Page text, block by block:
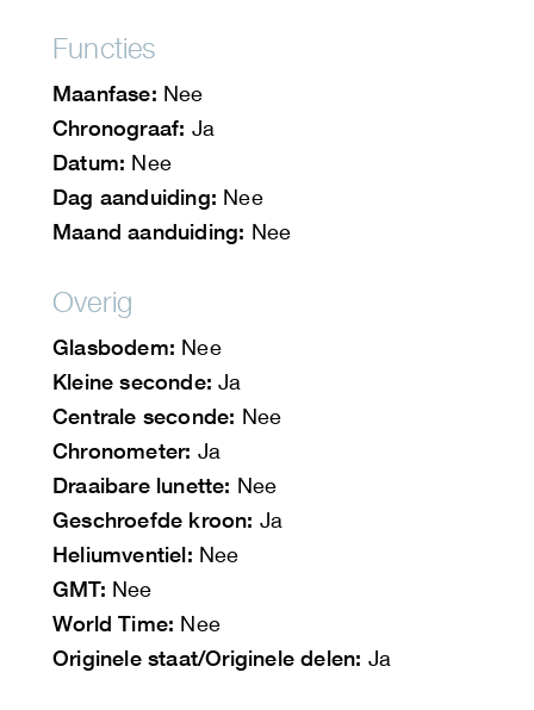
Functies
Maanfase: Nee
Chronograaf: Ja
Datum: Nee
Dag aanduiding: Nee
Maand aanduiding: Nee
Overig
Glasbodem: Nee
Kleine seconde: Ja
Centrale seconde: Nee
Chronometer: Ja
Draaibare lunette: Nee
Geschroefde kroon: Ja
Heliumventiel: Nee
GMT: Nee
World Time: Nee
Originele staat/Originele delen: Ja